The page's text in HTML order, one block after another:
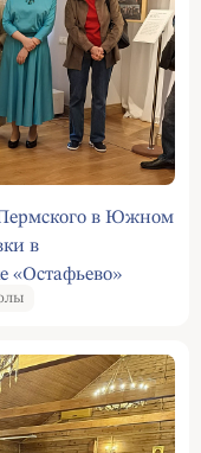
в Южном
в
«Остафьево»